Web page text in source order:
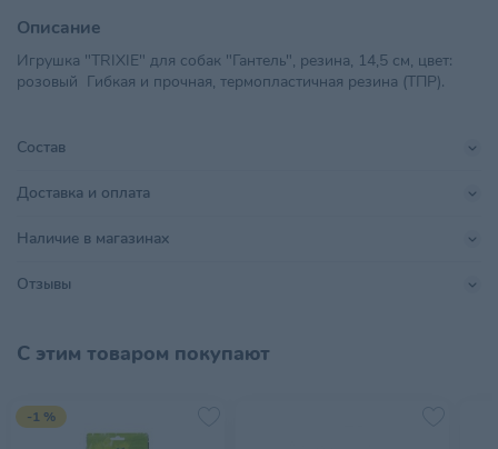
Импортер в РБ
Материал TPR
Производитель
Размер питомца
Условия хранения
Описание
Игрушка "TRIXIE" для собак "Гантель", резина, 14,5 см, цвет:
розовый Гибкая и прочная, термопластичная резина (ТПР).
Состав
Доставка и оплата
Наличие в магазинах
Отзывы
С этим товаром покупают
-1 %